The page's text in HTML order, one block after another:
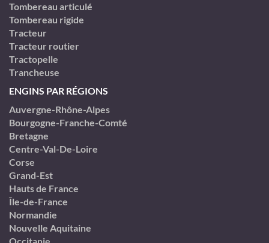
Tombereau articulé
Tombereau rigide
Tracteur
Tracteur routier
Tractopelle
Trancheuse
ENGINS PAR RÉGIONS
Auvergne-Rhône-Alpes
Bourgogne-Franche-Comté
Bretagne
Centre-Val-De-Loire
Corse
Grand-Est
Hauts de France
Île-de-France
Normandie
Nouvelle Aquitaine